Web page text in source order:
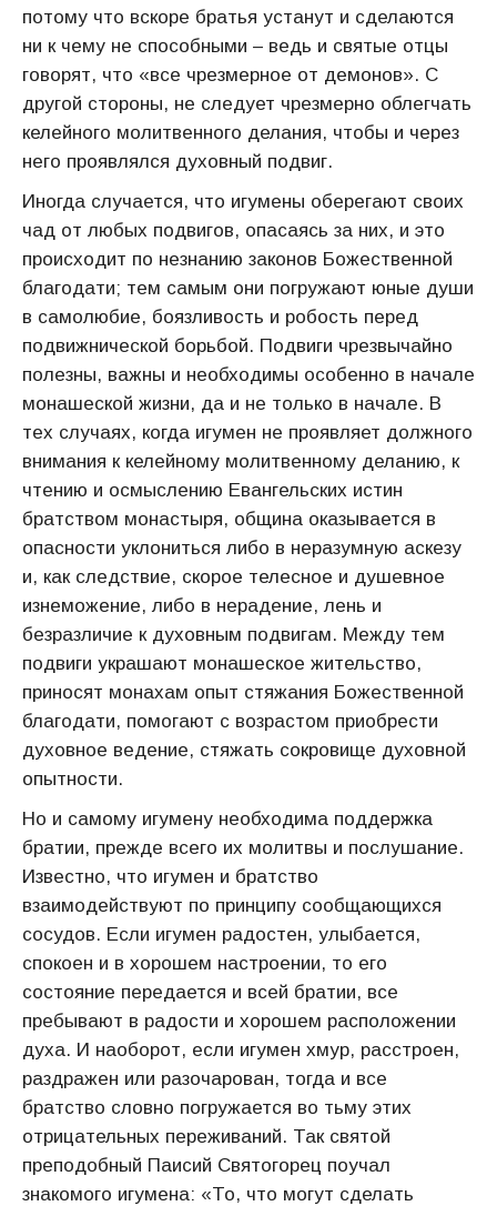
потому что вскоре братья устанут и сделаются
ни к чему не способными – ведь и святые отцы
говорят, что «все чрезмерное от демонов». С
другой стороны, не следует чрезмерно облегчать
келейного молитвенного делания, чтобы и через
него проявлялся духовный подвиг.
Иногда случается, что игумены оберегают своих
чад от любых подвигов, опасаясь за них, и это
происходит по незнанию законов Божественной
благодати; тем самым они погружают юные души
в самолюбие, боязливость и робость перед
подвижнической борьбой. Подвиги чрезвычайно
полезны, важны и необходимы особенно в начале
монашеской жизни, да и не только в начале. В
тех случаях, когда игумен не проявляет должного
внимания к келейному молитвенному деланию, к
чтению и осмыслению Евангельских истин
братством монастыря, община оказывается в
опасности уклониться либо в неразумную аскезу
и, как следствие, скорое телесное и душевное
изнеможение, либо в нерадение, лень и
безразличие к духовным подвигам. Между тем
подвиги украшают монашеское жительство,
приносят монахам опыт стяжания Божественной
благодати, помогают с возрастом приобрести
духовное ведение, стяжать сокровище духовной
опытности.
Но и самому игумену необходима поддержка
братии, прежде всего их молитвы и послушание.
Известно, что игумен и братство
взаимодействуют по принципу сообщающихся
сосудов. Если игумен радостен, улыбается,
спокоен и в хорошем настроении, то его
состояние передается и всей братии, все
пребывают в радости и хорошем расположении
духа. И наоборот, если игумен хмур, расстроен,
раздражен или разочарован, тогда и все
братство словно погружается во тьму этих
отрицательных переживаний. Так святой
преподобный Паисий Святогорец поучал
знакомого игумена: «То, что могут сделать